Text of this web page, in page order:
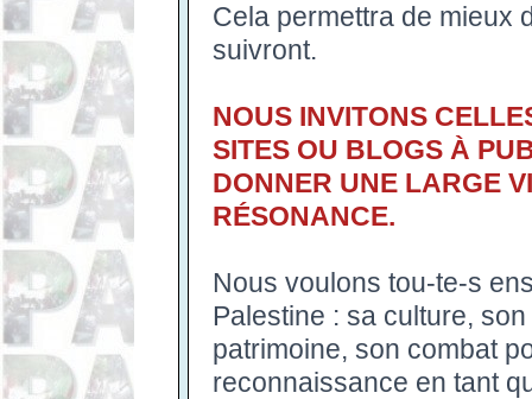
Cela permettra de mieux
suivront.
NOUS INVITONS
SITES OU BLOGS À
DONNER UNE LARGE
RÉSONANCE.
Nous voulons tou-te-s
Palestine : sa culture,
patrimoine, son combat
reconnaissance en tant